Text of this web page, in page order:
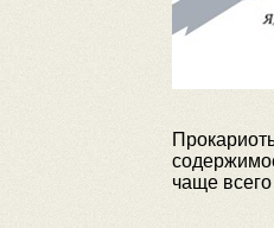
чаще всего